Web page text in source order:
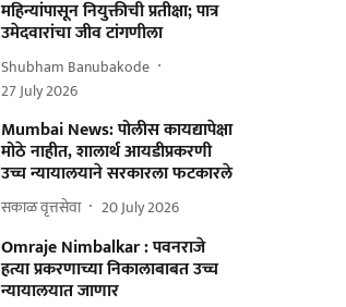
महिन्यांपासून नियुक्तीची प्रतीक्षा; पात्र
उमेदवारांचा जीव टांगणीला
Shubham Banubakode
27 July 2026
Mumbai News: पोलीस कायद्यापेक्षा
मोठे नाहीत, शालार्थ आयडीप्रकरणी
उच्च न्यायालयाने सरकारला फटकारले
सकाळ वृत्तसेवा 20 July 2026
Omraje Nimbalkar : पवनराजे
हत्या प्रकरणाच्या निकालाबाबत उच्च
न्यायालयात जाणार